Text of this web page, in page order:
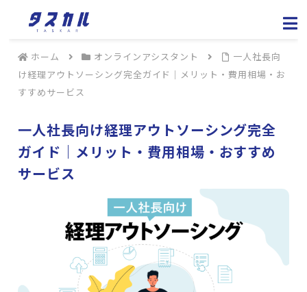
ホーム オンラインアシスタント
一人社長向
け経理アウトソーシング完全ガイド｜メリット・費用相場・お
すすめサービス
一人社長向け経理アウトソーシング完全
ガイド｜メリット・費用相場・おすすめ
サービス